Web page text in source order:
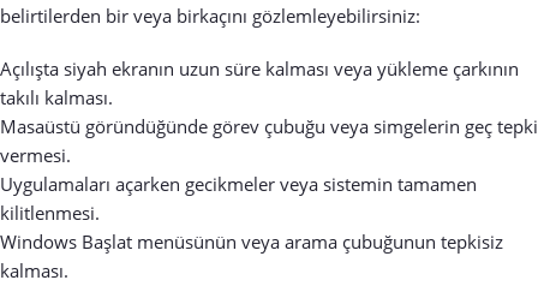
belirtilerden bir veya birkaçını gözlemleyebilirsiniz:
Açılışta siyah ekranın uzun süre kalması veya yükleme çarkının
takılı kalması.
Masaüstü göründüğünde görev çubuğu veya simgelerin geç tepki
vermesi.
Uygulamaları açarken gecikmeler veya sistemin tamamen
kilitlenmesi.
Windows Başlat menüsünün veya arama çubuğunun tepkisiz
kalması.